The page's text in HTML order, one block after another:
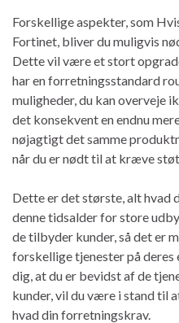
Forskellige aspekter, som
Fortinet, bliver du muligvis
Dette vil være et stort
har en forretningsstandard
muligheder, du kan overveje
det konsekvent en endnu
nøjagtigt det samme
når du er nødt til at kræve
Dette er det største, alt hvad
denne tidsalder for store
de tilbyder kunder, så det er
forskellige tjenester på deres
dig, at du er bevidst af de
kunder, vil du være i stand til
hvad din forretningskrav.